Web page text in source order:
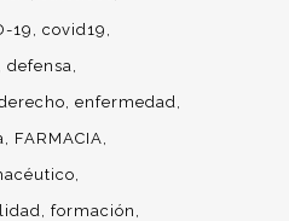
19
covid19
defensa
enfermedad
FARMACIA
formación